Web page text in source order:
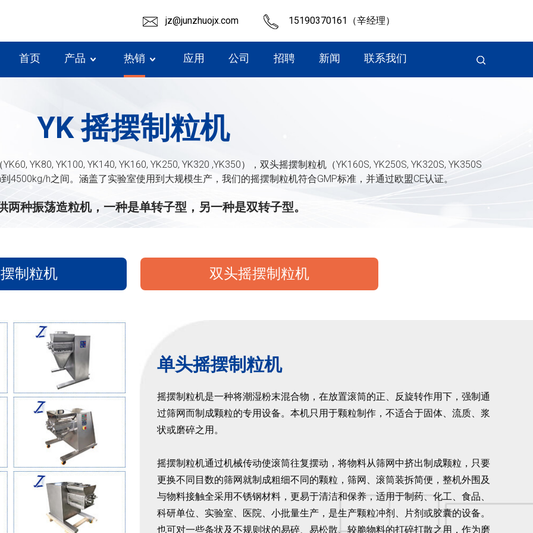
jz@junzhuojx.com 15190370161（辛经理）
首页 产品 热销 应用 公司 招聘 新闻 联系我们
YK 摇摆制粒机
YK80, YK100, YK140, YK160, YK250, YK320 ,YK350），双头摇摆制粒机（YK160S, YK250S, YK320S, YK350S
4500kg/h之间。涵盖了实验室使用到大规模生产，我们的摇摆制粒机符合GMP标准，并通过欧盟CE认证。
两种振荡造粒机，一种是单转子型，另一种是双转子型。
制粒机 双头摇摆制粒机
单头摇摆制粒机
摇摆制粒机是一种将潮湿粉末混合物，在放置滚筒的正、反旋转作用下，强制通
过筛网而制成颗粒的专用设备。本机只用于颗粒制作，不适合于固体、流质、浆
状或磨碎之用。
摇摆制粒机通过机械传动使滚筒往复摆动，将物料从筛网中挤出制成颗粒，只要
更换不同目数的筛网就制成粗细不同的颗粒，筛网、滚筒装拆简便，整机外围及
与物料接触全采用不锈钢材料，更易于清洁和保养，适用于制药、化工、食品、
科研单位、实验室、医院、小批量生产，是生产颗粒冲剂、片剂或胶囊的设备。
也可对一些条状及不规则状的易碎、易松散、较脆物料的打碎打散之用，作为磨